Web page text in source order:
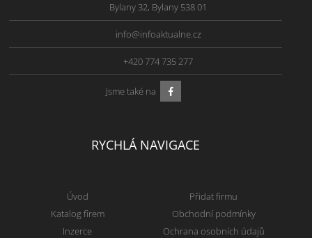
Bylany 32, Bylany 538 01
info@infoaktualne.cz
+420 774 735 277
Jsme také na
RYCHLÁ NAVIGACE
Úvod
Katalog firem
Inzerce
Přidat firmu
Obchodní podmínky
Ochrana osobních údajů